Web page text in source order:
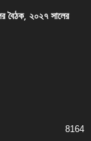
বৈঠক, ২০২৭ সালের
8164